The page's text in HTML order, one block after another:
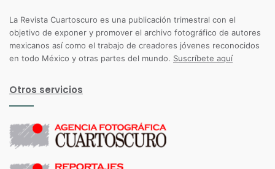
La Revista Cuartoscuro es una publicación trimestral con el
objetivo de exponer y promover el archivo fotográfico de autores
mexicanos así como el trabajo de creadores jóvenes reconocidos
en todo México y otras partes del mundo. Suscríbete aquí
Otros servicios